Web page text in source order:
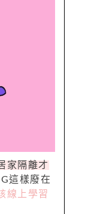
家隔離才
這樣廢在
線上學習